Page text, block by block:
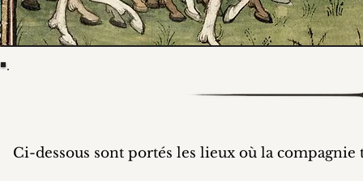
Ci-dessous sont portés les lieux où la compagnie